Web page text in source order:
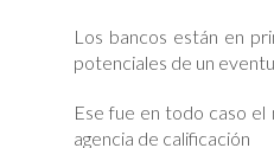
Los bancos están en
potenciales de un
Ese fue en todo caso
agencia de calificación